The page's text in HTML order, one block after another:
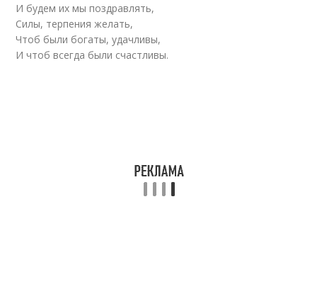
И будем их мы поздравлять,
Силы, терпения желать,
Чтоб были богаты, удачливы,
И чтоб всегда были счастливы.